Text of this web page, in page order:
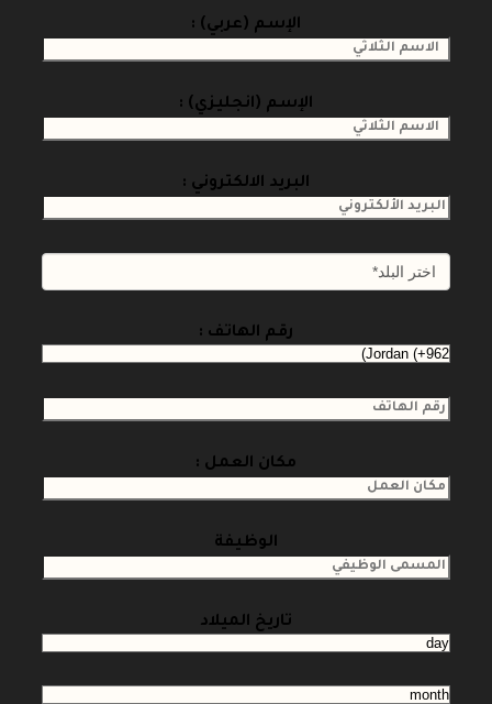
الإسم (عربي) :
الإسم (انجليزي) :
البريد الالكتروني :
رقم الهاتف :
مكان العمل :
الوظيفة
تاريخ الميلاد